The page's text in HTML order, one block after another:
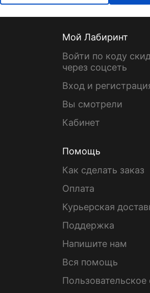
Мой Лабиринт
Войти по коду
через соцсеть
Вход и
Вы смотрели
Кабинет
Помощь
Как сделать заказ
Оплата
Курьерская
Поддержка
Напишите нам
Вся помощь